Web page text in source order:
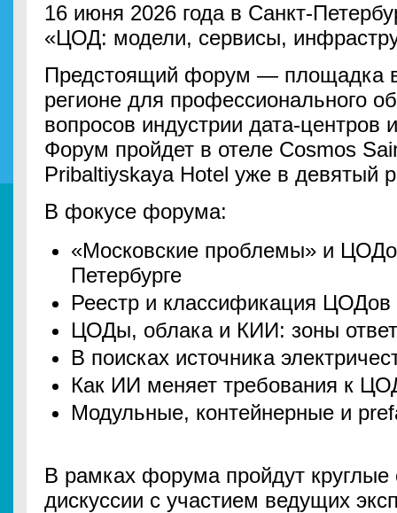
16 июня 2026 года в Санкт-
«ЦОД: модели, сервисы,
Предстоящий форум — площадка
регионе для профессионального
вопросов индустрии дата-центров
Форум пройдет в отеле Cosmos
Pribaltiyskaya Hotel уже в девятый
В фокусе форума:
«Московские проблемы» и
Петербурге
Реестр и классификация ЦОДов
ЦОДы, облака и КИИ: зоны
В поисках источника
Как ИИ меняет требования к
Модульные, контейнерные и
В рамках форума пройдут круглые
дискуссии с участием ведущих